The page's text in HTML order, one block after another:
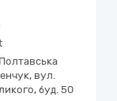
Полтавська
вул.
буд. 50